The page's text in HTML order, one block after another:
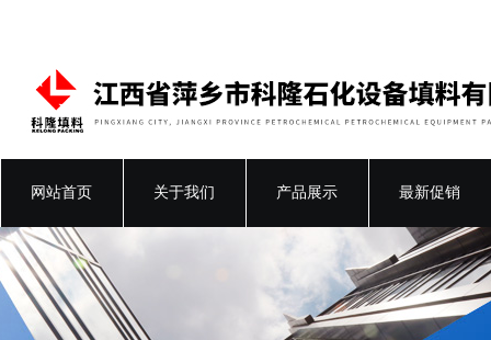
网站首页 关于我们 产品展示 最新促销